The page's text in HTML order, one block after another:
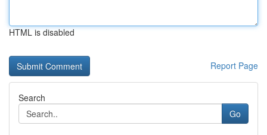
HTML is disabled
Report Page
Search
Go